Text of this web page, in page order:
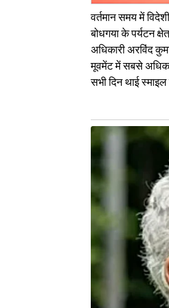
वर्तमान समय में
बोधगया के पर्यटन
अधिकारी अरविंद
मूवमेंट में सबसे अधिक
सभी दिन थाई